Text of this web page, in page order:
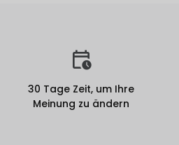
30 Tage Zeit, um Ihre
Meinung zu ändern